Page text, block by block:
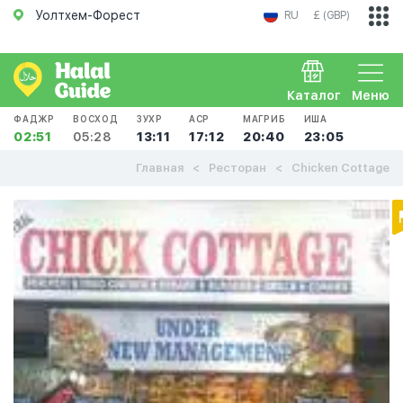
Уолтхем-Форест RU £ (GBP)
Меню
Каталог
ФАДЖР
02:51
ВОСХОД
05:28
ЗУХР
13:11
АСР
17:12
МАГРИБ
20:40
ИША
23:05
Главная Ресторан Chicken Cottage